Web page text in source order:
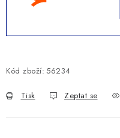
Kód zboží: 56234
Tisk Zeptat se